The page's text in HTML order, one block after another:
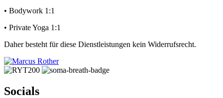
• Bodywork 1:1
• Private Yoga 1:1
Daher besteht für diese Dienstleistungen kein Widerrufsrecht.
Socials